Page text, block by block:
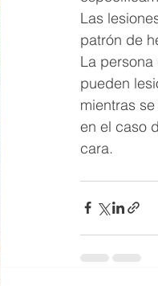
Las
patrón de
La
pueden
mientras
en el caso
cara.